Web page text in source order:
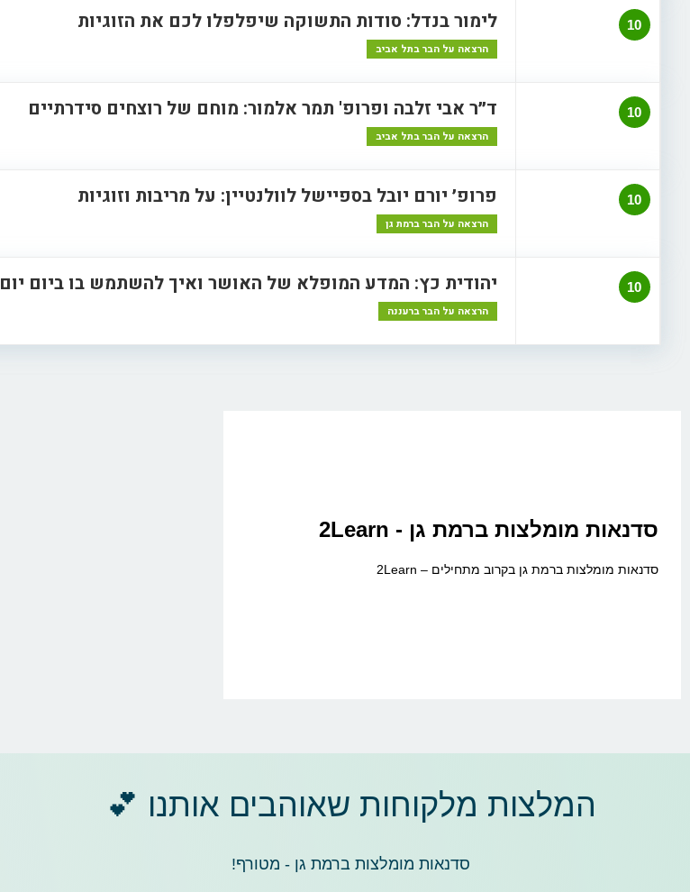
10 לימור בנדל: סודות התשוקה שיפלפלו לכם את הזוגיות
הרצאה על הבר בתל אביב
10 ד״ר אבי זלבה ופרופ' תמר אלמור: מוחם של רוצחים סידרתיים
הרצאה על הבר בתל אביב
10 פרופ׳ יורם יובל בספיישל לוולנטיין: על מריבות וזוגיות
הרצאה על הבר ברמת גן
10 יהודית כץ: המדע המופלא של האושר ואיך להשתמש בו ביום יום
הרצאה על הבר ברעננה
סדנאות מומלצות ברמת גן - 2Learn
סדנאות מומלצות ברמת גן בקרוב מתחילים – 2Learn
המלצות מלקוחות שאוהבים אותנו 💕
סדנאות מומלצות ברמת גן - מטורף!